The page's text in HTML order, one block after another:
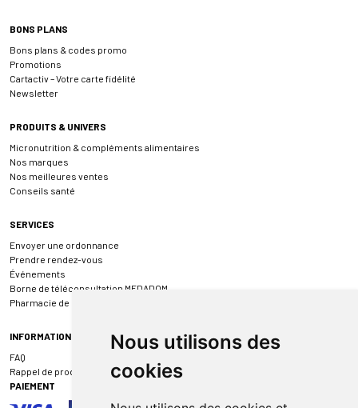
Nous utilisons des
cookies
BONS PLANS
Bons plans & codes promo
Promotions
Cartactiv – Votre carte fidélité
Newsletter
PRODUITS & UNIVERS
Micronutrition & compléments alimentaires
Nos marques
Nos meilleures ventes
Conseils santé
SERVICES
Envoyer une ordonnance
Prendre rendez-vous
Événements
Borne de téléconsultation MEDADOM
Pharmacie de garde
INFORMATIONS
FAQ
Rappel de produit
PAIEMENT